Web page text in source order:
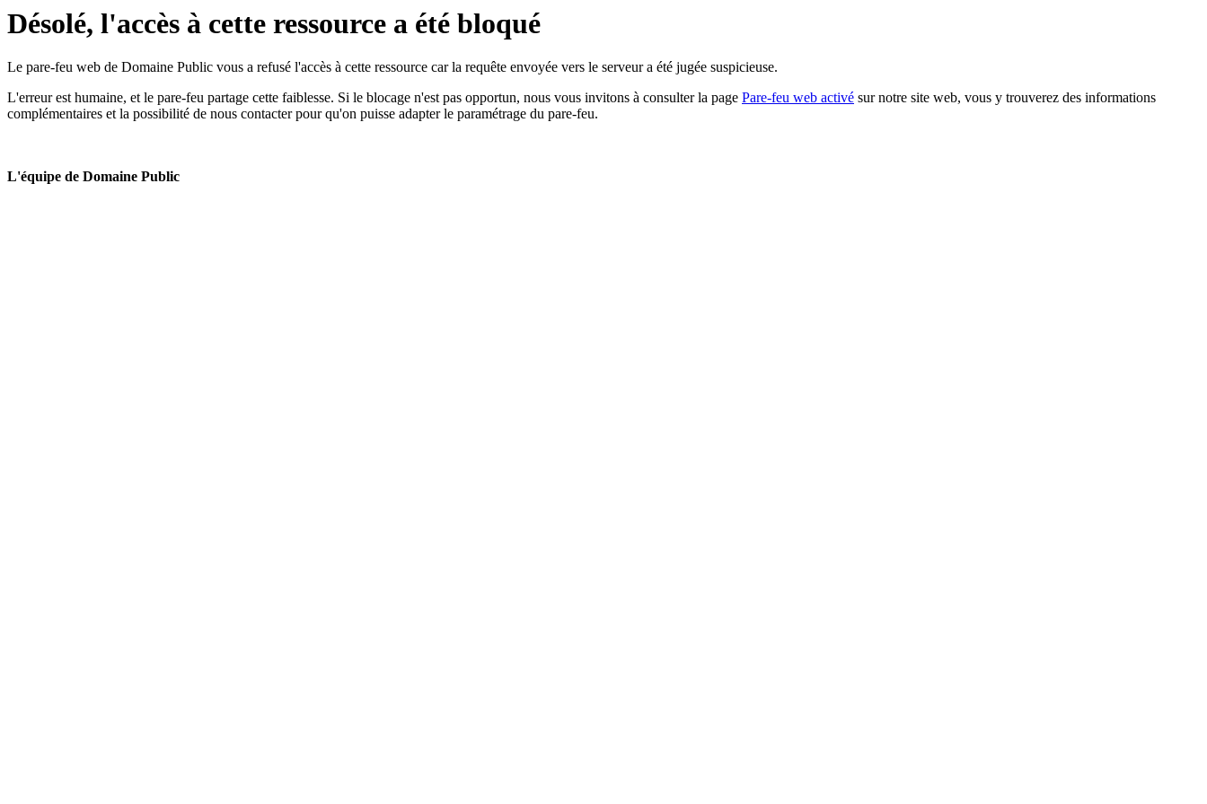
Désolé, l'accès à cette ressource a été bloqué
Le pare-feu web de Domaine Public vous a refusé l'accès à cette ressource car la requête envoyée vers le serveur a été jugée suspicieuse.
L'erreur est humaine, et le pare-feu partage cette faiblesse. Si le blocage n'est pas opportun, nous vous invitons à consulter la page Pare-feu web activé sur notre site web, vous y trouverez des informations
complémentaires et la possibilité de nous contacter pour qu'on puisse adapter le paramétrage du pare-feu.
L'équipe de Domaine Public